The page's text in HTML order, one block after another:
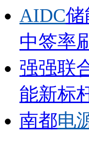
AIDC储
中签率
强强联
能新标
南都电